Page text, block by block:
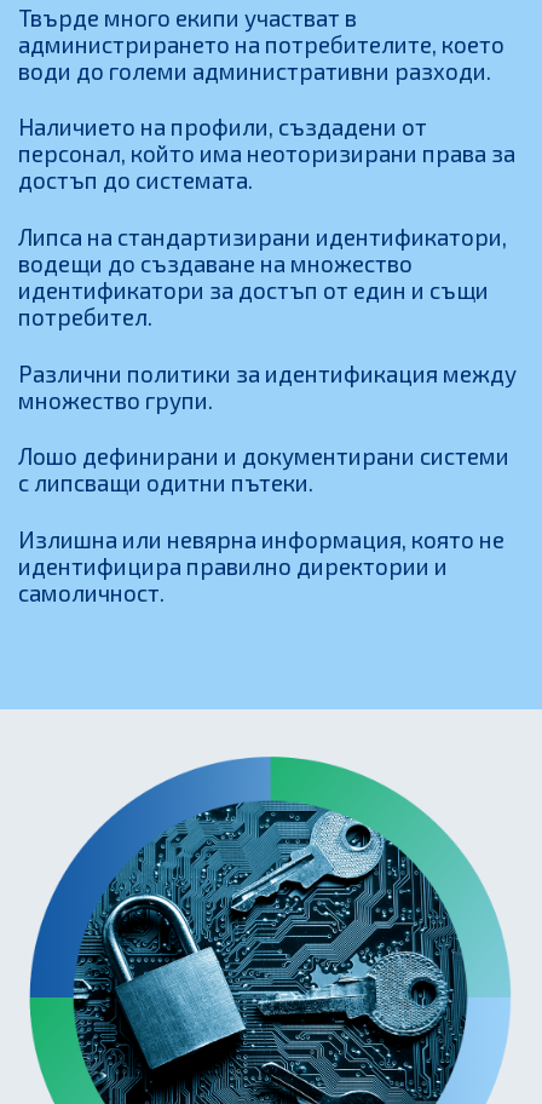
Твърде много екипи участват в
администрирането на потребителите, което
води до големи административни разходи.
Наличието на профили, създадени от
персонал, който има неоторизирани права за
достъп до системата.
Липса на стандартизирани идентификатори,
водещи до създаване на множество
идентификатори за достъп от един и същи
потребител.
Различни политики за идентификация между
множество групи.
Лошо дефинирани и документирани системи
с липсващи одитни пътеки.
Излишна или невярна информация, която не
идентифицира правилно директории и
самоличност.